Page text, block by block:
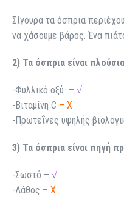
Σίγουρα τα όσπρια
να χάσουμε βάρος. Ένα
2) Τα όσπρια είναι
-Φυλλικό οξύ – √
-Βιταμίνη C – X
-Πρωτεΐνες υψηλής
3) Τα όσπρια είναι πηγή
-Σωστό – √
-Λάθος – X